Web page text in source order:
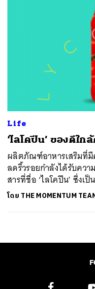
Life
‘ไลโคปีน’ ของดีใก
ผลิตภัณฑ์อาหารเสริมที่
ลดริ้วรอยกำลังได้รับคว
สารที่ชื่อ ‘ไลโคปีน’ ซึ่ง
โดย THE MOMENTUM
SHARE